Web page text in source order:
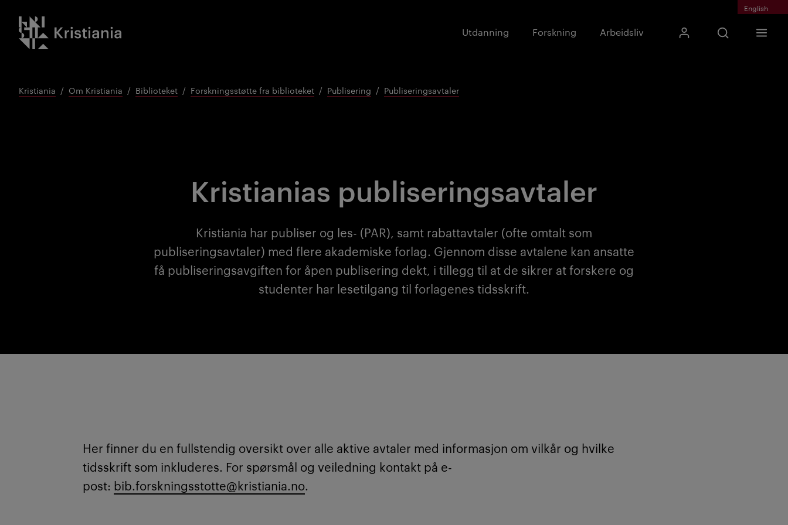
Gå
til
innhold
English
Kristiania logo
Utdanning Forskning Arbeidsliv Mitt KristianiaÅpne søk
Skriv inn
Søk
Meny
Kristiania Om Kristiania Biblioteket Forskningsstøtte fra biblioteket Publisering Publiseringsavtaler
Kristianias publiseringsavtaler
Kristiania har publiser og les- (PAR), samt rabattavtaler (ofte omtalt som
publiseringsavtaler) med flere akademiske forlag. Gjennom disse avtalene kan ansatte
få publiseringsavgiften for åpen publisering dekt, i tillegg til at de sikrer at forskere og
studenter har lesetilgang til forlagenes tidsskrift.
Her finner du en fullstendig oversikt over alle aktive avtaler med informasjon om vilkår og hvilke
tidsskrift som inkluderes. For spørsmål og veiledning kontakt på e-
post: bib.forskningsstotte@kristiania.no.